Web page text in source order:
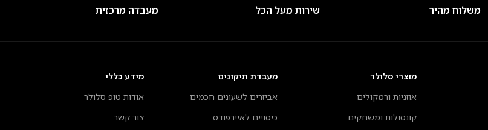
משלוח מהיר שירות מעל הכל מעבדה מרכזית
מוצרי סלולר
אוזניות ורמקולים
קונסולות ומשחקים
מעבדת תיקונים
אביזרים לשעונים חכמים
כיסויים לאיירפודס
מידע כללי
אודות טופ סלולר
צור קשר